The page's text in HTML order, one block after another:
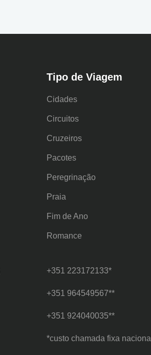
Tipo de Viagem
Cidades
Circuitos
Cruzeiros
Pacotes
Peregrinação
Praia
Fim de Ano
Romance
+351 223172133*
+351 964549567**
+351 924040035**
*custo chamada fixa nacional